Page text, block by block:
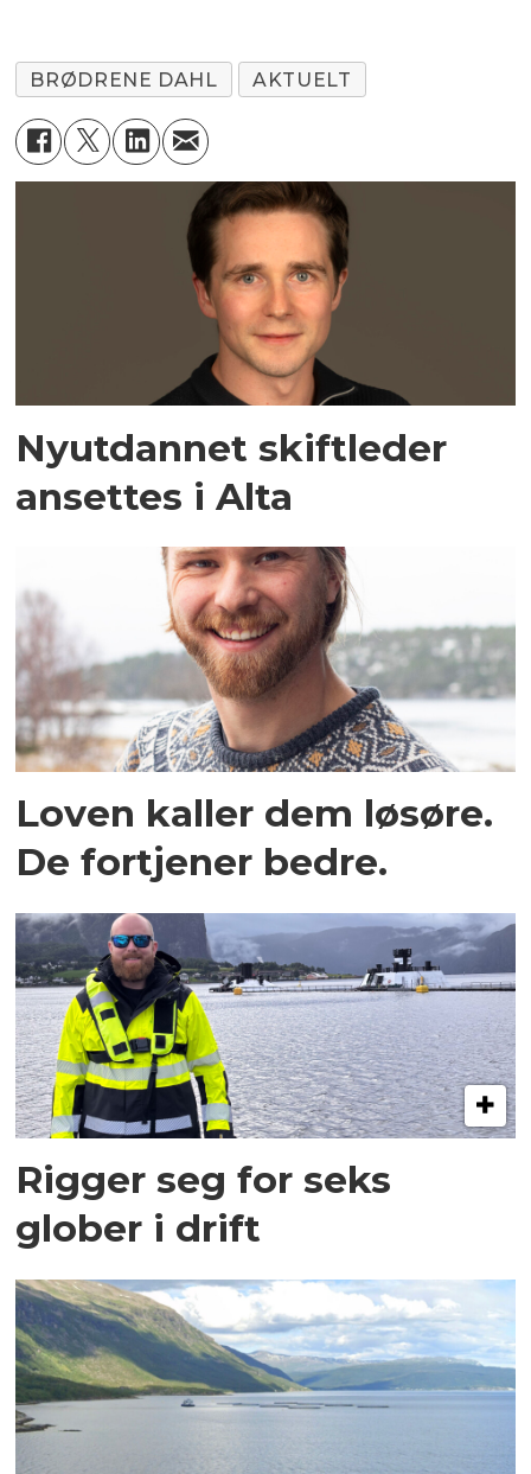
BRØDRENE DAHL AKTUELT
Nyutdannet skiftleder
ansettes i Alta
Loven kaller dem løsøre.
De fortjener bedre.
Rigger seg for seks
glober i drift